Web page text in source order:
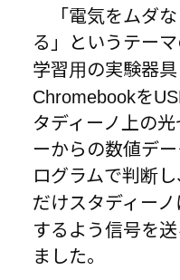
「電気をムダな
る」というテー
学習用の実験器
Chromebookを
タディーノ上の
ーからの数値デ
ログラムで判断
だけスタディー
するよう信号を
ました。